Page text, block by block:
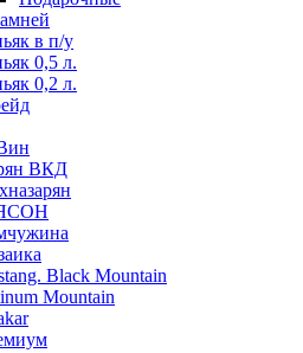
в п/у
0,5 л.
0,2 л.
ВКД
Black Mountain
Mountain